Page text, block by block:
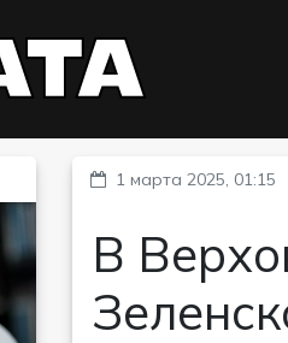
1 марта 2025, 01:15
В